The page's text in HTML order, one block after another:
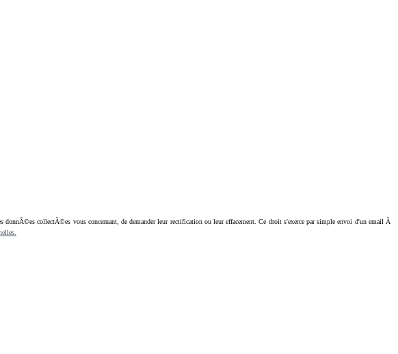
collectÃ©es vous concernant, de demander leur rectification ou leur effacement. Ce droit s'exerce par simple envoi d'un email Ã